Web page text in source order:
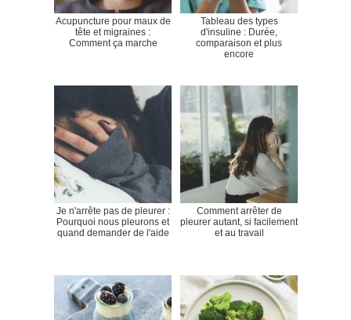
Acupuncture pour maux de
tête et migraines :
Comment ça marche
Tableau des types
d'insuline : Durée,
comparaison et plus
encore
Je n'arrête pas de pleurer :
Pourquoi nous pleurons et
quand demander de l'aide
Comment arrêter de
pleurer autant, si facilement
et au travail